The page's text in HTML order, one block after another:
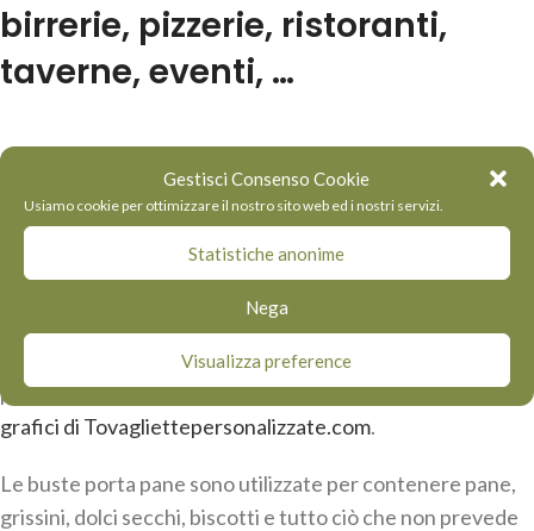
Gestisci Consenso Cookie
Usiamo cookie per ottimizzare il nostro sito web ed i nostri servizi.
Statistiche anonime
Nega
Visualizza preference
birrerie, pizzerie, ristoranti,
taverne, eventi, …
Tovagliettepersonalizzate.compropone il servizio di
stampa di buste porta pane personalizzatealla propria
clientela; le buste portapane personalizzate sono
degli inchiostri alimentari per la stampa e
personalizzazione con il proprio logo e/o grafica:
possibilità di realizzazione grafica direttamente con i
grafici di Tovagliettepersonalizzate.com.
Le buste porta pane sono utilizzate per contenere pane,
grissini, dolci secchi, biscotti e tutto ciò che non prevede